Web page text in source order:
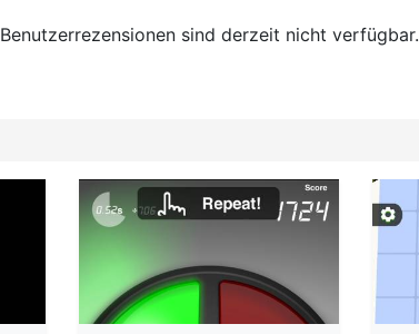
Benutzerrezensionen sind derzeit nicht verfügbar.